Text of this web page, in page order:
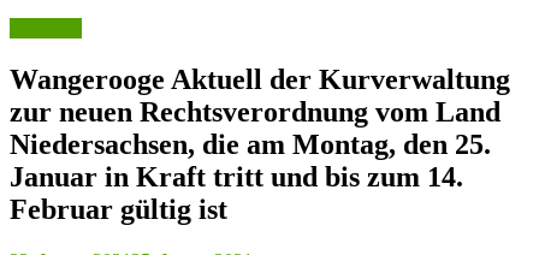
Wangerooge Aktuell der Kurverwaltung
zur neuen Rechtsverordnung vom Land
Niedersachsen, die am Montag, den 25.
Januar in Kraft tritt und bis zum 14.
Februar gültig ist